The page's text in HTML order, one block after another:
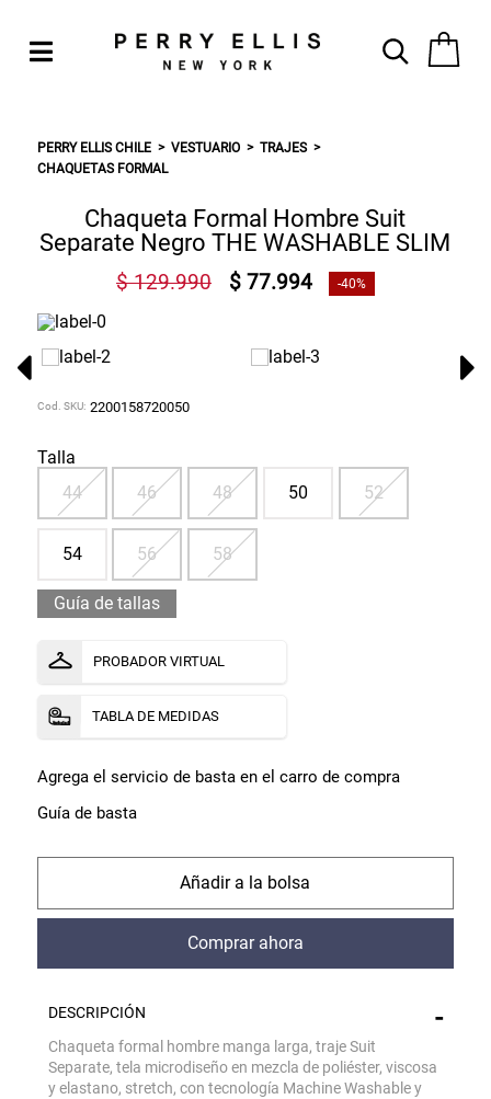
PERRY ELLIS CHILE VESTUARIO
TRAJES
CHAQUETAS FORMAL
Chaqueta Formal Hombre Suit
Separate Negro THE WASHABLE SLIM
$ 129.990 $ 77.994 -40%
Cod. SKU: 2200158720050
Talla
44
46 48 50 52
54 56 58
Guía de tallas
PROBADOR VIRTUAL
TABLA DE MEDIDAS
Agrega el servicio de basta en el carro de compra
Guía de basta
comprar
comprar
DESCRIPCIÓN
Chaqueta formal hombre manga larga, traje Suit
Separate, tela microdiseño en mezcla de poliéster, viscosa
y elastano, stretch, con tecnología Machine Washable y